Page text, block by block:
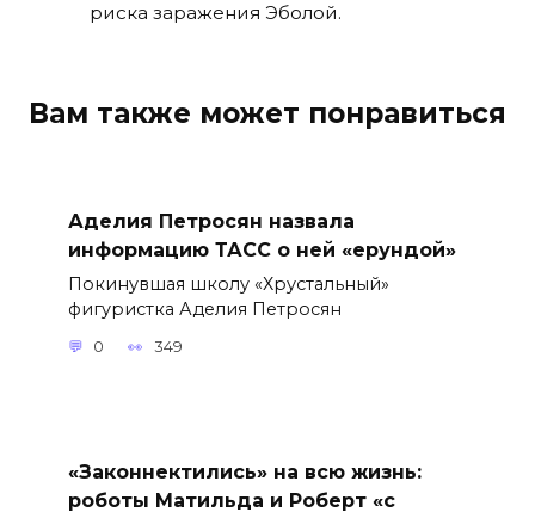
риска заражения Эболой.
Вам также может понравиться
Аделия Петросян назвала
информацию ТАСС о ней «ерундой»
Покинувшая школу «Хрустальный»
фигуристка Аделия Петросян
0 349
«Законнектились» на всю жизнь:
роботы Матильда и Роберт «с